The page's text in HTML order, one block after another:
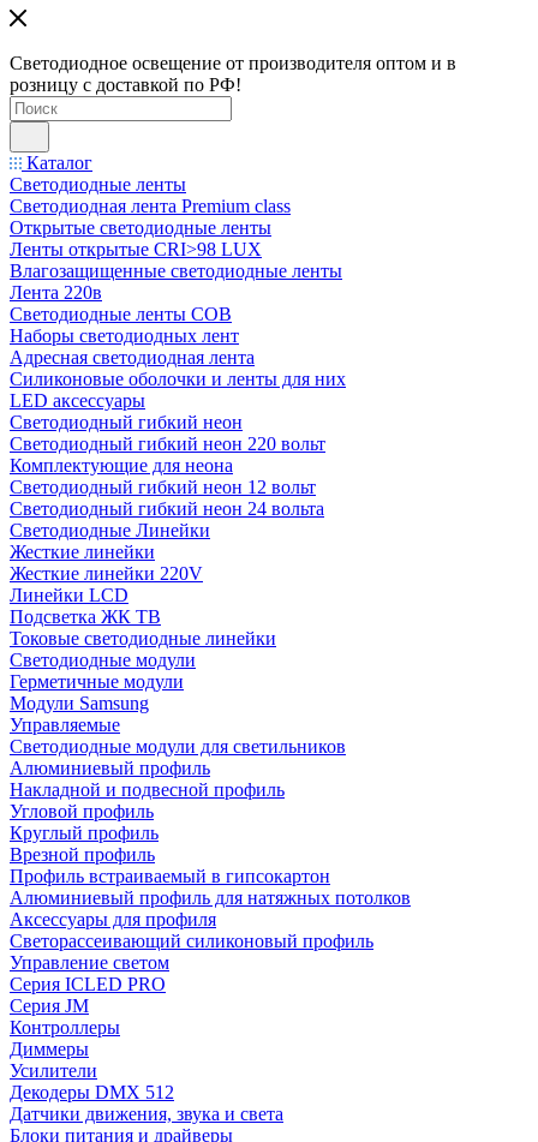
Светодиодное освещение от производителя оптом и в
розницу с доставкой по РФ!
Каталог
Светодиодные ленты
Светодиодная лента Premium class
Открытые светодиодные ленты
Ленты открытые CRI>98 LUX
Влагозащищенные светодиодные ленты
Лента 220в
Светодиодные ленты COB
Наборы светодиодных лент
Адресная светодиодная лента
Силиконовые оболочки и ленты для них
LED аксессуары
Светодиодный гибкий неон
Светодиодный гибкий неон 220 вольт
Комплектующие для неона
Светодиодный гибкий неон 12 вольт
Светодиодный гибкий неон 24 вольта
Светодиодные Линейки
Жесткие линейки
Жесткие линейки 220V
Линейки LCD
Подсветка ЖК ТВ
Токовые светодиодные линейки
Светодиодные модули
Герметичные модули
Модули Samsung
Управляемые
Светодиодные модули для светильников
Алюминиевый профиль
Накладной и подвесной профиль
Угловой профиль
Круглый профиль
Врезной профиль
Профиль встраиваемый в гипсокартон
Алюминиевый профиль для натяжных потолков
Аксессуары для профиля
Светорассеивающий силиконовый профиль
Управление светом
Серия ICLED PRO
Серия JM
Контроллеры
Диммеры
Усилители
Декодеры DMX 512
Датчики движения, звука и света
Блоки питания и драйверы